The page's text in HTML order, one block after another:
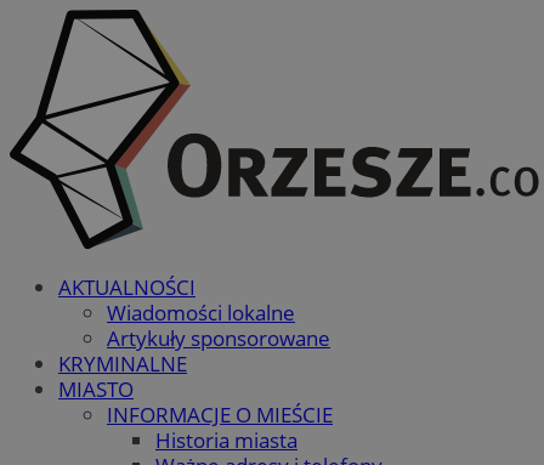
AKTUALNOŚCI
Wiadomości lokalne
Artykuły sponsorowane
KRYMINALNE
MIASTO
INFORMACJE O MIEŚCIE
Historia miasta